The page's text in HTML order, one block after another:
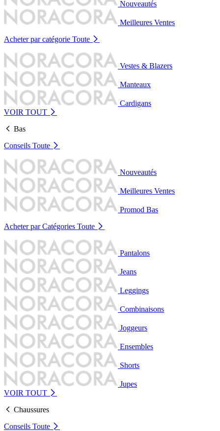
Nouveautés
Meilleures Ventes
Acheter par catégorie Toute
Vestes & Blazers
Manteaux
Cardigans
VOIR TOUT
Bas
Conseils Toute
Nouveautés
Meilleures Ventes
Promod Bas
Acheter par Catégories Toute
Pantalons
Jeans
Leggings
Combinaisons
Joggeurs
Ensembles
Shorts
Jupes
VOIR TOUT
Chaussures
Conseils Toute